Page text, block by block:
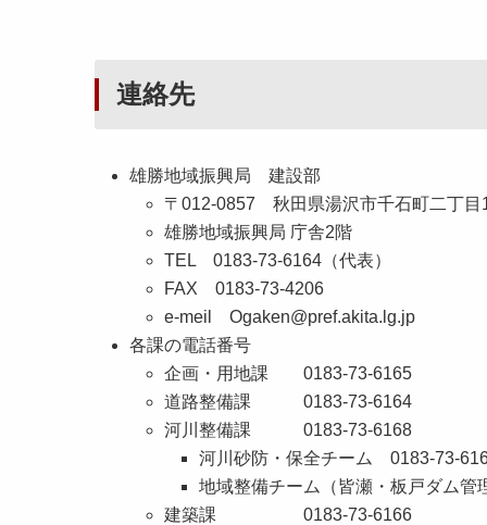
連絡先
雄勝地域振興局 建設部
〒012-0857 秋田県湯沢市千石町二丁目
雄勝地域振興局 庁舎2階
TEL 0183-73-6164（代表）
FAX 0183-73-4206
e-meil
各課の電話番号
企画・用地課 0183-73-6165
道路整備課 0183-73-6164
河川整備課 0183-73-6168
河川砂防・保全チーム 0183-73-
地域整備チーム（皆瀬・板戸ダム
建築課 0183-73-6166